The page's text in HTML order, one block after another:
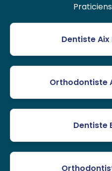
Dentiste Aix
Orthodontiste
Dentiste